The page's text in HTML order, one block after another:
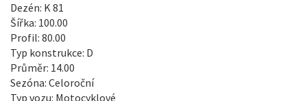
Dezén: K 81
Šířka: 100.00
Profil: 80.00
Typ konstrukce: D
Průměr: 14.00
Sezóna: Celoroční
Typ vozu: Motocyklové